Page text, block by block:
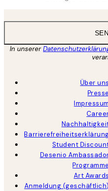
In unserer
Über uns
Presse
Impressum
Student
Desenio
Programme
Art Awards
Anmeldung (geschäftlich)